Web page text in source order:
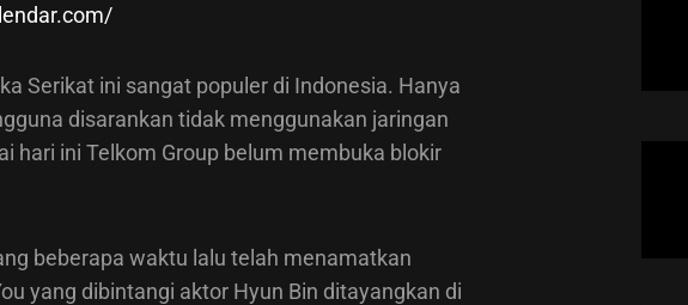
Serikat ini sangat populer di Indonesia. Hanya
disarankan tidak menggunakan jaringan
hari ini Telkom Group belum membuka blokir
beberapa waktu lalu telah menamatkan
yang dibintangi aktor Hyun Bin ditayangkan di